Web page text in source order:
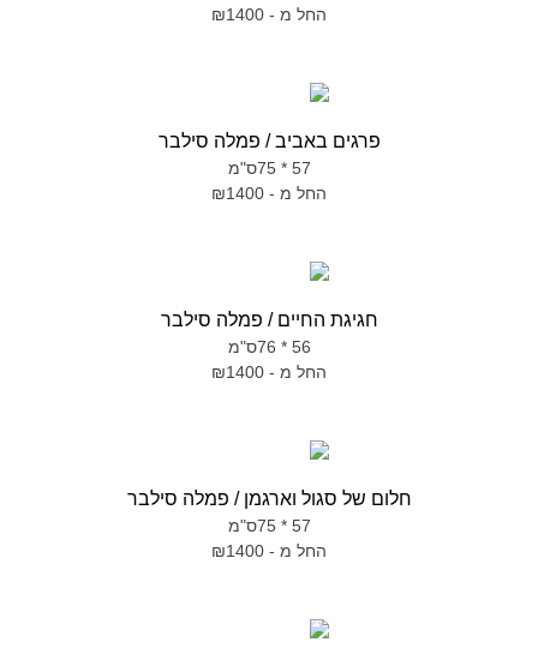
החל מ - ₪1400
פרגים באביב / פמלה סילבר
57 * 75ס"מ
החל מ - ₪1400
חגיגת החיים / פמלה סילבר
56 * 76ס"מ
החל מ - ₪1400
חלום של סגול וארגמן / פמלה סילבר
57 * 75ס"מ
החל מ - ₪1400